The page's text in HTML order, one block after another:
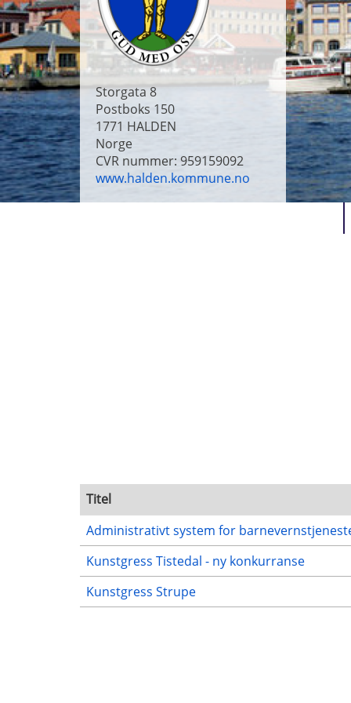
Storgata 8
Postboks 150
1771 HALDEN
Norge
CVR nummer: 959159092
www.halden.kommune.no
Titel
Administrativt system for
Kunstgress Tistedal - ny konkurranse
Kunstgress Strupe